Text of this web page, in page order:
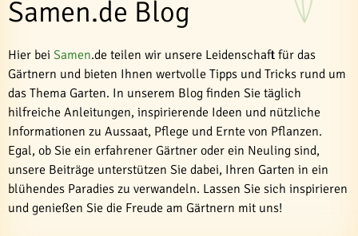
Samen.de Blog
Hier bei Samen.de teilen wir unsere Leidenschaft für das
Gärtnern und bieten Ihnen wertvolle Tipps und Tricks rund um
das Thema Garten. In unserem Blog finden Sie täglich
hilfreiche Anleitungen, inspirierende Ideen und nützliche
Informationen zu Aussaat, Pflege und Ernte von Pflanzen.
Egal, ob Sie ein erfahrener Gärtner oder ein Neuling sind,
unsere Beiträge unterstützen Sie dabei, Ihren Garten in ein
blühendes Paradies zu verwandeln. Lassen Sie sich inspirieren
und genießen Sie die Freude am Gärtnern mit uns!